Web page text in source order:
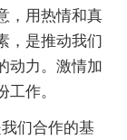
，用热情和真
，是推动我们
动力。激情加
工作。
们合作的基